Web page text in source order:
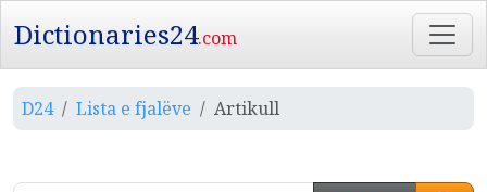
Dictionaries24.com
D24 Lista e fjalëve Artikull